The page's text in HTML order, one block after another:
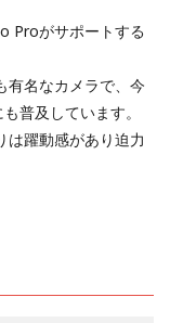
Proがサポートする
有名なカメラで、今
普及しています。
は躍動感があり迫力